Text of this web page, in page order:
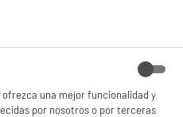
una mejor funcionalidad y
por nosotros o por terceras